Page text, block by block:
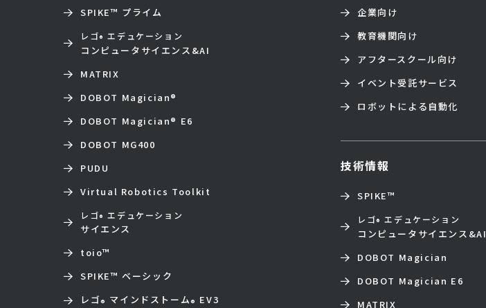
企業向け
教育機関向け
アフタースクール向け
イベント受託サービス
ロボットによる自動化
SPIKE™ プライム
レゴ® エデュケーション
コンピュータサイエンス&AI
MATRIX
DOBOT Magician®
DOBOT Magician® E6
DOBOT MG400
PUDU
Virtual Robotics Toolkit
レゴ® エデュケーション
サイエンス
toio™
SPIKE™ ベーシック
レゴ® マインドストーム® EV3
技術情報
SPIKE™
レゴ® エデュケーション
コンピュータサイエンス&AI
DOBOT Magician
DOBOT Magician E6
MATRIX